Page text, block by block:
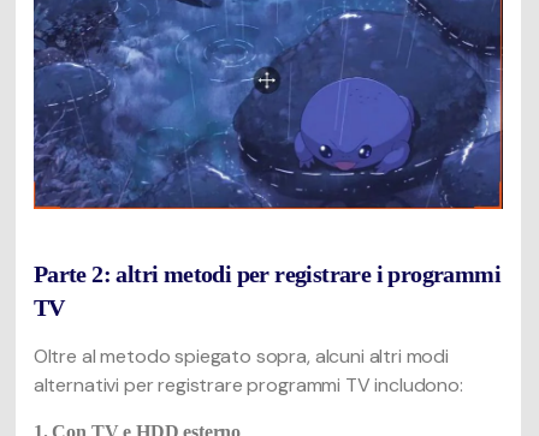
Parte 2: altri metodi per registrare i programmi
TV
Oltre al metodo spiegato sopra, alcuni altri modi
alternativi per registrare programmi TV includono: